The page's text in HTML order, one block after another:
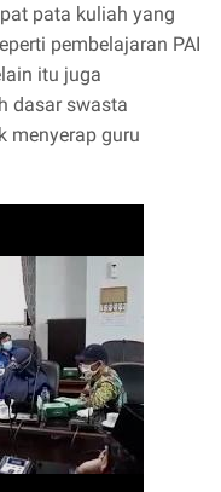
pata kuliah yang
pembelajaran PAI
itu juga
dasar swasta
menyerap guru